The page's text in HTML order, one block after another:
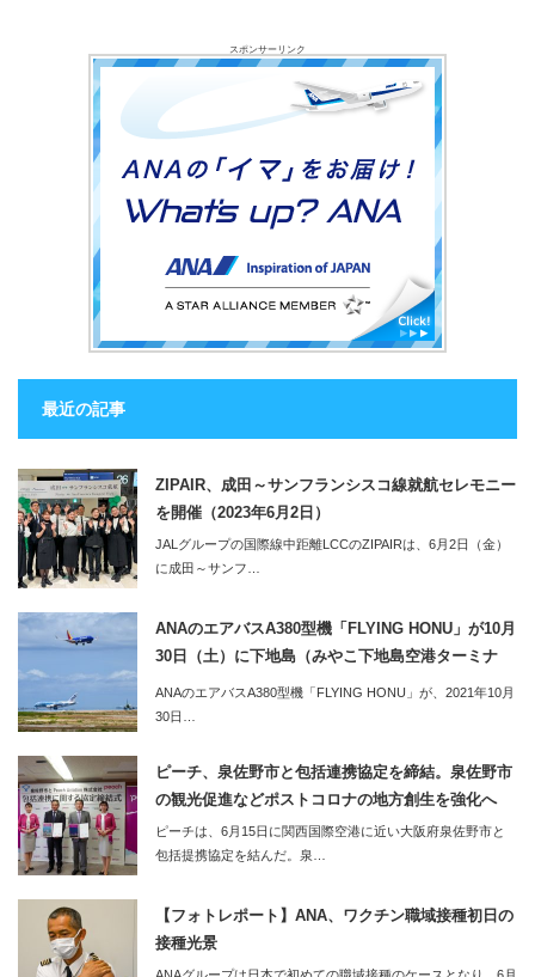
スポンサーリンク
最近の記事
ZIPAIR、成田～サンフランシスコ線就航セレモニー
を開催（2023年6月2日）
JALグループの国際線中距離LCCのZIPAIRは、6月2日（金）
に成田～サンフ…
ANAのエアバスA380型機「FLYING HONU」が10月
30日（土）に下地島（みやこ下地島空港ターミナ
ル）へ。同便利用のツアーの2泊3日のツアーも販売
開始
ANAのエアバスA380型機「FLYING HONU」が、2021年10月
30日…
ピーチ、泉佐野市と包括連携協定を締結。泉佐野市
の観光促進などポストコロナの地方創生を強化へ
ピーチは、6月15日に関西国際空港に近い大阪府泉佐野市と
包括提携協定を結んだ。泉…
【フォトレポート】ANA、ワクチン職域接種初日の
接種光景